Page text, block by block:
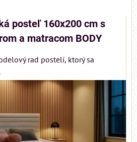
posteľ 160x200 cm s
a matracom BODY
rad postelí, ktorý sa